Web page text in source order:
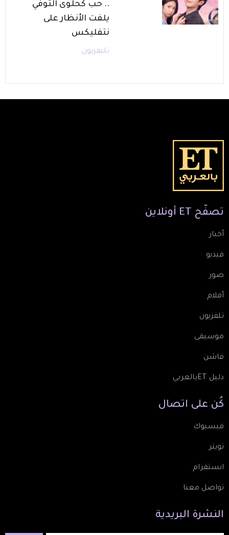
.. حب كحلوى التوفي
يلفت الأنظار على
نتفليكس
تليفزيون
تصفّح ET أونلاين
أخبار
فيديو
صور
أفلام
تلفزيون
موسيقى
فاشن
دليل ETبالعربي
كُن على اتصال
فيسبوك
تويتر
انستقرام
تواصل معنا
النشرة البريدية